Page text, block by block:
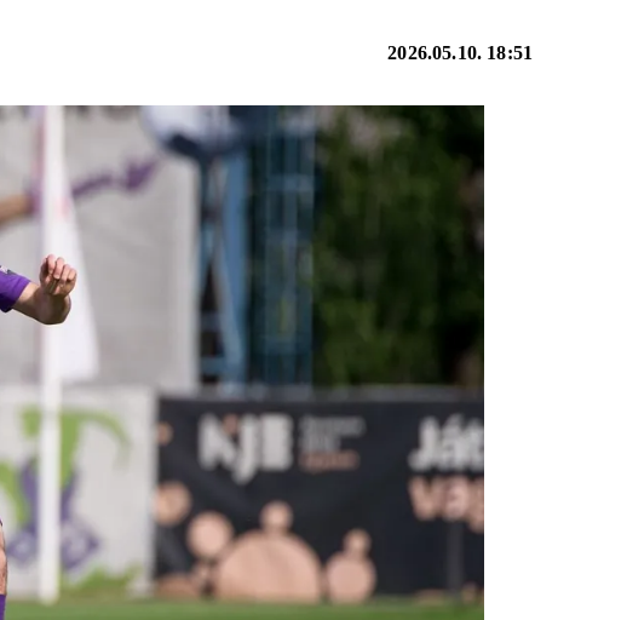
2026.05.10. 18:51